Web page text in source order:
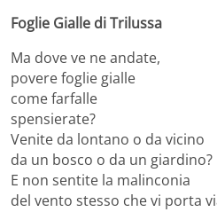
Foglie Gialle di Trilussa
Ma dove ve ne andate,
povere foglie gialle
come farfalle
spensierate?
Venite da lontano o da vicino
da un bosco o da un giardino?
E non sentite la malinconia
del vento stesso che vi porta